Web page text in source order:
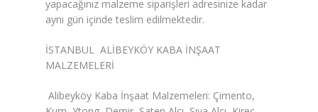
Malzeme Satışı
Sandviç Panel Malzemesi
yapacağınız malzeme siparişleri adresinize kadar
aynı gün içinde teslim edilmektedir.
İSTANBUL ALİBEYKÖY KABA İNŞAAT
MALZEMELERİ
Alibeyköy Kaba İnşaat Malzemeleri: Çimento,